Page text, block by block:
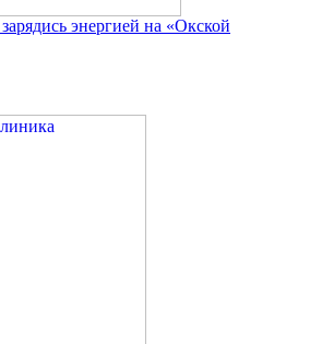
энергией на «Окской